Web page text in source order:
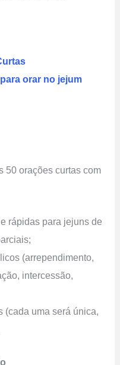
orar no jejum
50 orações curtas com
rápidas para jejuns de
(arrependimento,
intercessão,
(cada uma será única,